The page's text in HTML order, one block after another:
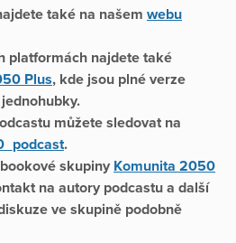
také na našem webu
platformách najdete také
Plus, kde jsou plné verze
můžete sledovat na
.
skupiny Komunita 2050
na autory podcastu a další
ve skupině podobně